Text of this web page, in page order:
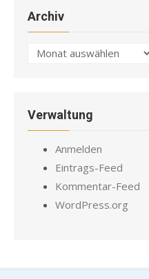
Archiv
Archiv
Verwaltung
Anmelden
Eintrags-Feed
Kommentar-Feed
WordPress.org